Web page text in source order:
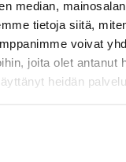
median,
tietoja siitä,
voivat
joita olet antanut
heidän